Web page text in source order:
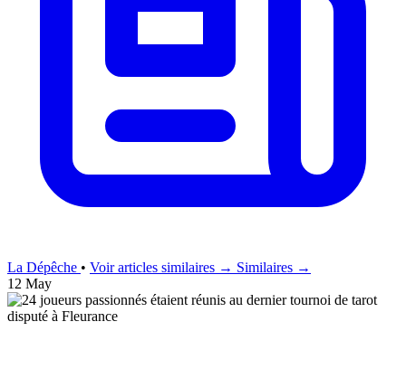
La Dépêche • Voir articles similaires → Similaires →
12 May